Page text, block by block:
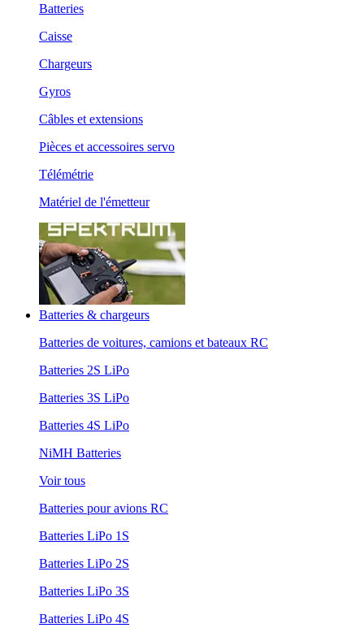
Batteries
Caisse
Chargeurs
Gyros
Câbles et extensions
Pièces et accessoires servo
Télémétrie
Matériel de l'émetteur
Batteries & chargeurs
Batteries de voitures, camions et bateaux RC
Batteries 2S LiPo
Batteries 3S LiPo
Batteries 4S LiPo
NiMH Batteries
Voir tous
Batteries pour avions RC
Batteries LiPo 1S
Batteries LiPo 2S
Batteries LiPo 3S
Batteries LiPo 4S